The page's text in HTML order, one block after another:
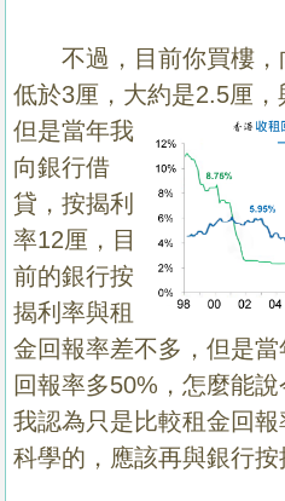
不過，目前你買樓，
低於3厘，大約是2.5厘，
但是當年我
向銀行借
貸，按揭利
率12厘，目
前的銀行按
揭利率與租
金回報率差不多，但是
回報率多50% ，怎麼能
我認為只是比較租金回
科學的，應該再與銀行按